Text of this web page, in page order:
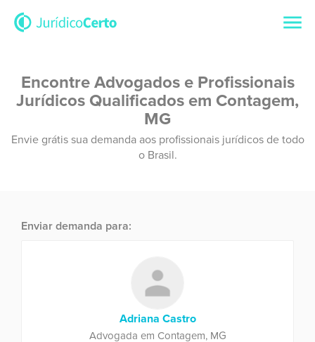
Encontre Advogados e Profissionais
Jurídicos Qualificados em Contagem,
MG
Envie grátis sua demanda aos profissionais jurídicos de todo
o Brasil.
Enviar demanda para:
Adriana Castro
Advogada em Contagem, MG